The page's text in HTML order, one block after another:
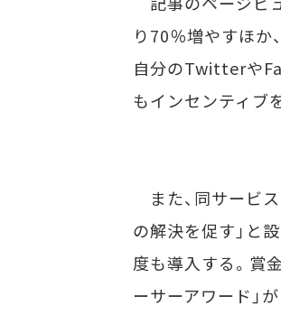
り70％増やすほか
自分のTwitterや
もインセンティブ
また、同サービ
の解決を促す」と
度も導入する。賞
ーサーアワード」